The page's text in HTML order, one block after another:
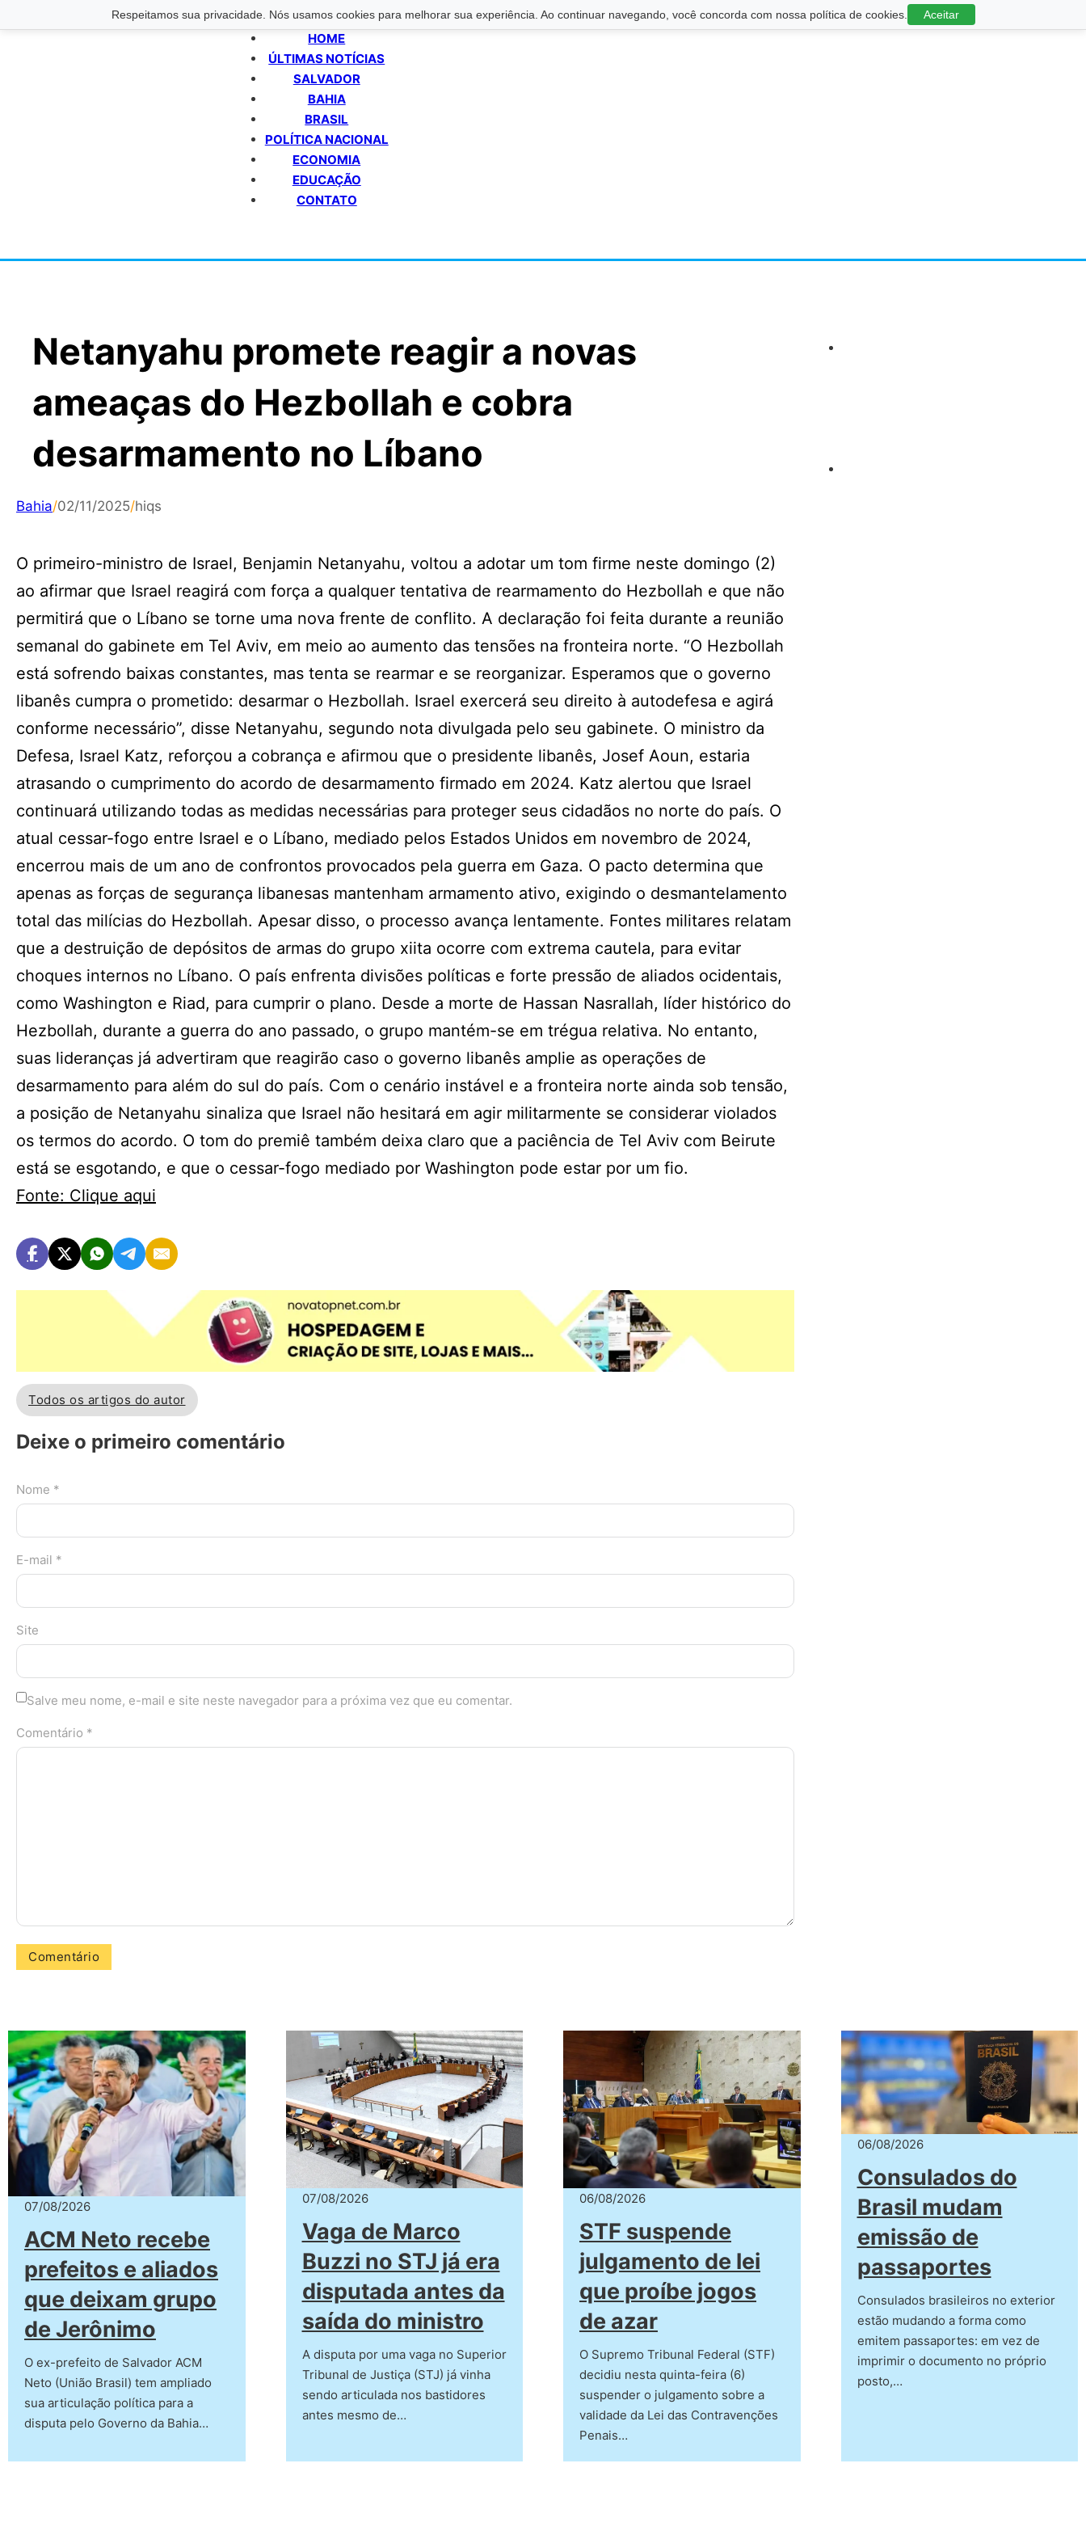
Respeitamos sua privacidade. Nós usamos cookies para melhorar sua experiência. Ao continuar navegando, você concorda com nossa política de cookies. Aceitar
HOME
ÚLTIMAS NOTÍCIAS
SALVADOR
BAHIA
BRASIL
POLÍTICA NACIONAL
ECONOMIA
EDUCAÇÃO
CONTATO
Netanyahu promete reagir a novas
ameaças do Hezbollah e cobra
desarmamento no Líbano
Bahia/02/11/2025/hiqs
O primeiro-ministro de Israel, Benjamin Netanyahu, voltou a adotar um tom firme neste domingo (2)
ao afirmar que Israel reagirá com força a qualquer tentativa de rearmamento do Hezbollah e que não
permitirá que o Líbano se torne uma nova frente de conflito. A declaração foi feita durante a reunião
semanal do gabinete em Tel Aviv, em meio ao aumento das tensões na fronteira norte. “O Hezbollah
está sofrendo baixas constantes, mas tenta se rearmar e se reorganizar. Esperamos que o governo
libanês cumpra o prometido: desarmar o Hezbollah. Israel exercerá seu direito à autodefesa e agirá
conforme necessário”, disse Netanyahu, segundo nota divulgada pelo seu gabinete. O ministro da
Defesa, Israel Katz, reforçou a cobrança e afirmou que o presidente libanês, Josef Aoun, estaria
atrasando o cumprimento do acordo de desarmamento firmado em 2024. Katz alertou que Israel
continuará utilizando todas as medidas necessárias para proteger seus cidadãos no norte do país. O
atual cessar-fogo entre Israel e o Líbano, mediado pelos Estados Unidos em novembro de 2024,
encerrou mais de um ano de confrontos provocados pela guerra em Gaza. O pacto determina que
apenas as forças de segurança libanesas mantenham armamento ativo, exigindo o desmantelamento
total das milícias do Hezbollah. Apesar disso, o processo avança lentamente. Fontes militares relatam
que a destruição de depósitos de armas do grupo xiita ocorre com extrema cautela, para evitar
choques internos no Líbano. O país enfrenta divisões políticas e forte pressão de aliados ocidentais,
como Washington e Riad, para cumprir o plano. Desde a morte de Hassan Nasrallah, líder histórico do
Hezbollah, durante a guerra do ano passado, o grupo mantém-se em trégua relativa. No entanto,
suas lideranças já advertiram que reagirão caso o governo libanês amplie as operações de
desarmamento para além do sul do país. Com o cenário instável e a fronteira norte ainda sob tensão,
a posição de Netanyahu sinaliza que Israel não hesitará em agir militarmente se considerar violados
os termos do acordo. O tom do premiê também deixa claro que a paciência de Tel Aviv com Beirute
está se esgotando, e que o cessar-fogo mediado por Washington pode estar por um fio.
Fonte: Clique aqui
Todos os artigos do autor
Deixe o primeiro comentário
Nome *
E-mail *
Site
Salve meu nome, e-mail e site neste navegador para a próxima vez que eu comentar.
Comentário *
07/08/2026
ACM Neto recebe
prefeitos e aliados
que deixam grupo
de Jerônimo
O ex-prefeito de Salvador ACM
Neto (União Brasil) tem ampliado
sua articulação política para a
disputa pelo Governo da Bahia…
07/08/2026
Vaga de Marco
Buzzi no STJ já era
disputada antes da
saída do ministro
A disputa por uma vaga no Superior
Tribunal de Justiça (STJ) já vinha
sendo articulada nos bastidores
antes mesmo de…
06/08/2026
STF suspende
julgamento de lei
que proíbe jogos
de azar
O Supremo Tribunal Federal (STF)
decidiu nesta quinta-feira (6)
suspender o julgamento sobre a
validade da Lei das Contravenções
Penais…
06/08/2026
Consulados do
Brasil mudam
emissão de
passaportes
Consulados brasileiros no exterior
estão mudando a forma como
emitem passaportes: em vez de
imprimir o documento no próprio
posto,…